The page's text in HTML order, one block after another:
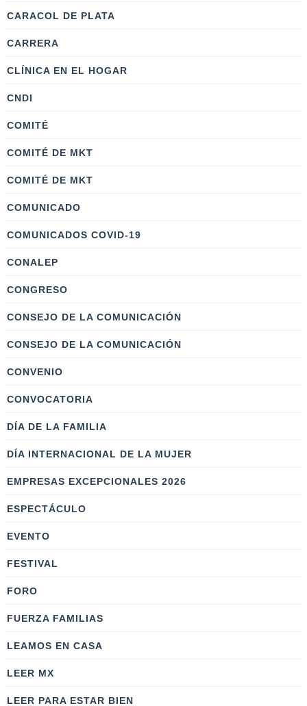
CARACOL DE PLATA
CARRERA
CLÍNICA EN EL HOGAR
CNDI
COMITÉ
COMITÉ DE MKT
COMITÉ DE MKT
COMUNICADO
COMUNICADOS COVID-19
CONALEP
CONGRESO
CONSEJO DE LA COMUNICACIÓN
CONSEJO DE LA COMUNICACIÓN
CONVENIO
CONVOCATORIA
DÍA DE LA FAMILIA
DÍA INTERNACIONAL DE LA MUJER
EMPRESAS EXCEPCIONALES 2026
ESPECTÁCULO
EVENTO
FESTIVAL
FORO
FUERZA FAMILIAS
LEAMOS EN CASA
LEER MX
LEER PARA ESTAR BIEN